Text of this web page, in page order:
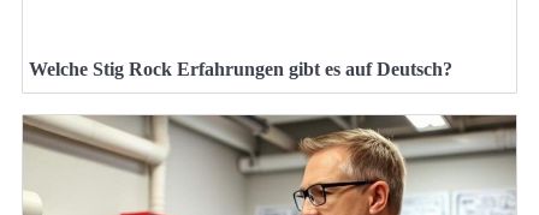
Welche Stig Rock Erfahrungen gibt es auf Deutsch?